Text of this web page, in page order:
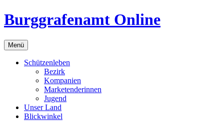
Burggrafenamt Online
Menü
Schützenleben
Bezirk
Kompanien
Marketenderinnen
Jugend
Unser Land
Blickwinkel